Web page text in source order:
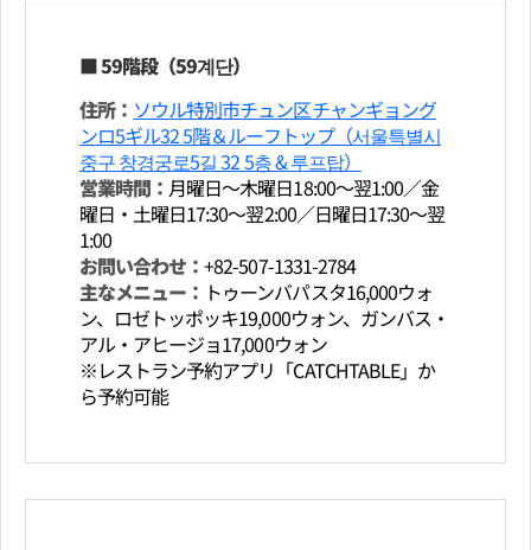
■ 59階段（59계단）
住所： ソウル特別市チュン区チャンギョング
ンロ5ギル32 5階＆ルーフトップ（서울특별시
중구 창경궁로5길 32 5층 & 루프탑）
営業時間： 月曜日～木曜日18:00～翌1:00／金
曜日・土曜日17:30～翌2:00／日曜日17:30～翌
1:00
お問い合わせ：+82-507-1331-2784
主なメニュー： トゥーンバパスタ16,000ウォ
ン、ロゼトッポッキ19,000ウォン、ガンバス・
アル・アヒージョ17,000ウォン
※レストラン予約アプリ「CATCHTABLE」か
ら予約可能